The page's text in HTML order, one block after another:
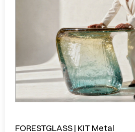
FORESTGLASS | KIT Metal